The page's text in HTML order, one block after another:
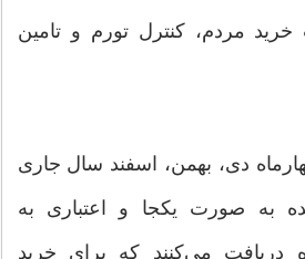
مردم، کنترل تورم و تامین
دی، بهمن، اسفند سال جاری
به صورت یکجا و اعتباری به
دریافت می‌کنند که برای خرید